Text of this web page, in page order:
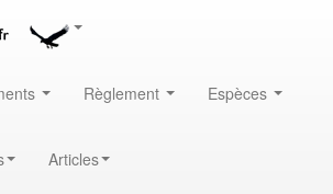
Règlement Espèces
Articles